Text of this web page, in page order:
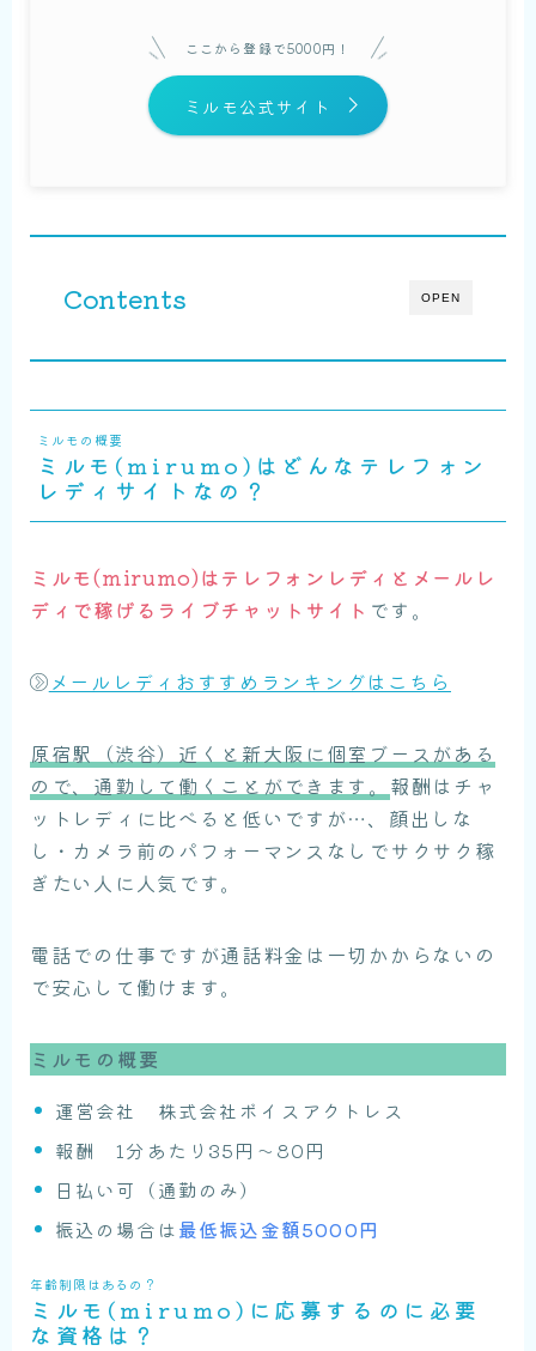
ここから登録で5000円！
ミルモ公式サイト
OPEN
Contents
ミルモの概要
ミルモ(mirumo)はどんなテレフォン
レディサイトなの？
ミルモ(mirumo)はテレフォンレディとメールレ
ディで稼げるライブチャットサイト です。
メールレディおすすめランキングはこちら
原宿駅（渋谷）近くと新大阪に個室ブースがある
ので、通勤して働くことができます。 報酬はチャ
ットレディに比べると低いですが…、顔出しな
し・カメラ前のパフォーマンスなしでサクサク稼
ぎたい人に人気です。
電話での仕事ですが通話料金は一切かからないの
で安心して働けます。
ミルモの概要
運営会社 株式会社ボイスアクトレス
報酬 1分あたり35円〜80円
日払い可（通勤のみ）
振込の場合は最低振込金額5000円
年齢制限はあるの？
ミルモ(mirumo)に応募するのに必要
な資格は？